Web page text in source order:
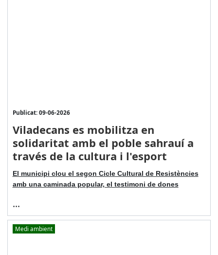
Publicat: 09-06-2026
Viladecans es mobilitza en
solidaritat amb el poble sahrauí a
través de la cultura i l'esport
El municipi clou el segon Cicle Cultural de Resistències
amb una caminada popular, el testimoni de dones
...
Medi ambient